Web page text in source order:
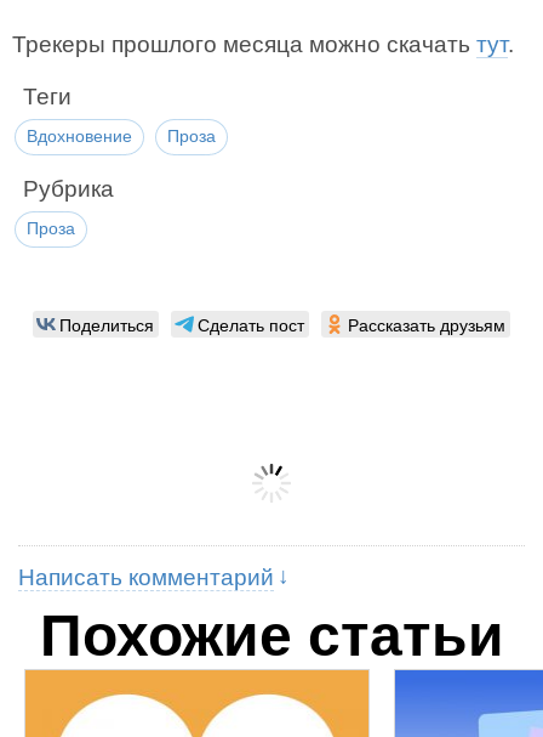
Трекеры прошлого месяца можно скачать тут.
Теги
Вдохновение Проза
Рубрика
Проза
Поделиться Сделать пост Рассказать друзьям
Написать комментарий
Похожие статьи